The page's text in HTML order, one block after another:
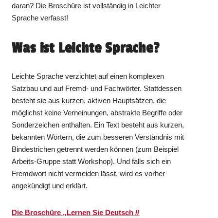
daran? Die Broschüre ist vollständig in Leichter
Sprache verfasst!
Was ist Leichte Sprache?
Leichte Sprache verzichtet auf einen komplexen
Satzbau und auf Fremd- und Fachwörter. Stattdessen
besteht sie aus kurzen, aktiven Hauptsätzen, die
möglichst keine Verneinungen, abstrakte Begriffe oder
Sonderzeichen enthalten. Ein Text besteht aus kurzen,
bekannten Wörtern, die zum besseren Verständnis mit
Bindestrichen getrennt werden können (zum Beispiel
Arbeits-Gruppe statt Workshop). Und falls sich ein
Fremdwort nicht vermeiden lässt, wird es vorher
angekündigt und erklärt.
Die Broschüre „Lernen Sie Deutsch //